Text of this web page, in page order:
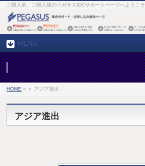
ご購入前、ご購入後のペガサスIDCサポートページへようこそ
MENU
HOME » » アジア進出
アジア進出